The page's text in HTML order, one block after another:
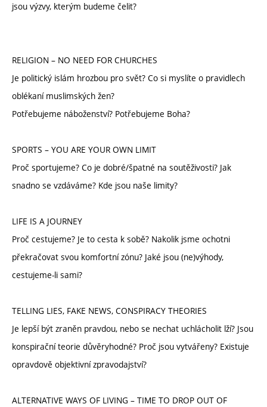
jsou výzvy, kterým budeme čelit?
RELIGION – NO NEED FOR CHURCHES
Je politický islám hrozbou pro svět? Co si myslíte o pravidlech
oblékaní muslimských žen?
Potřebujeme náboženství? Potřebujeme Boha?
SPORTS – YOU ARE YOUR OWN LIMIT
Proč sportujeme? Co je dobré/špatné na soutěživosti? Jak
snadno se vzdáváme? Kde jsou naše limity?
LIFE IS A JOURNEY
Proč cestujeme? Je to cesta k sobě? Nakolik jsme ochotni
překračovat svou komfortní zónu? Jaké jsou (ne)výhody,
cestujeme-li sami?
TELLING LIES, FAKE NEWS, CONSPIRACY THEORIES
Je lepší být zraněn pravdou, nebo se nechat uchlácholit lží? Jsou
konspirační teorie důvěryhodné? Proč jsou vytvářeny? Existuje
opravdově objektivní zpravodajství?
ALTERNATIVE WAYS OF LIVING – TIME TO DROP OUT OF